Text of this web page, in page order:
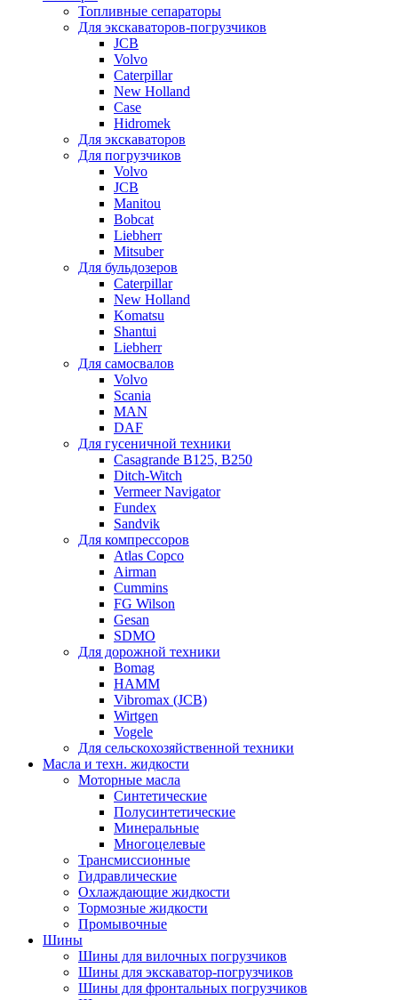
Топливные сепараторы
Для экскаваторов-погрузчиков
JCB
Volvo
Caterpillar
New Holland
Case
Hidromek
Для экскаваторов
Для погрузчиков
Volvo
JCB
Manitou
Bobcat
Liebherr
Mitsuber
Для бульдозеров
Caterpillar
New Holland
Komatsu
Shantui
Liebherr
Для самосвалов
Volvo
Scania
MAN
DAF
Для гусеничной техники
Casagrande B125, B250
Ditch-Witch
Vermeer Navigator
Fundex
Sandvik
Для компрессоров
Atlas Copco
Airman
Cummins
FG Wilson
Gesan
SDMO
Для дорожной техники
Bomag
HAMM
Vibromax (JCB)
Wirtgen
Vogele
Для сельскохозяйственной техники
Масла и техн. жидкости
Моторные масла
Синтетические
Полусинтетические
Минеральные
Многоцелевые
Трансмиссионные
Гидравлические
Охлаждающие жидкости
Тормозные жидкости
Промывочные
Шины
Шины для вилочных погрузчиков
Шины для экскаватор-погрузчиков
Шины для фронтальных погрузчиков